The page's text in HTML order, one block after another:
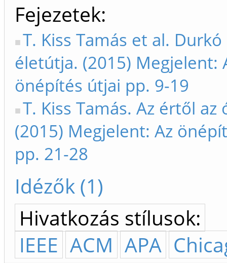
Fejezetek
T. Kiss Tamás et al.
életútja. (2015) Megjelent:
önépítés útjai pp. 9-19
T. Kiss Tamás. Az értől az
(2015) Megjelent: Az
pp. 21-28
Idézők (1)
Hivatkozás stílusok:
IEEE ACM APA